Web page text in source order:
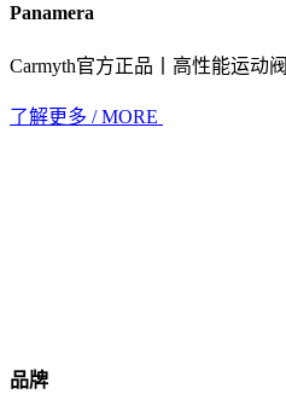
Panamera
Carmyth官方正品丨高性能运动
了解更多 / MORE
品牌